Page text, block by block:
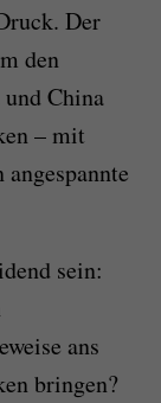
Der
den
China
– mit
sein:
ans
bringen?